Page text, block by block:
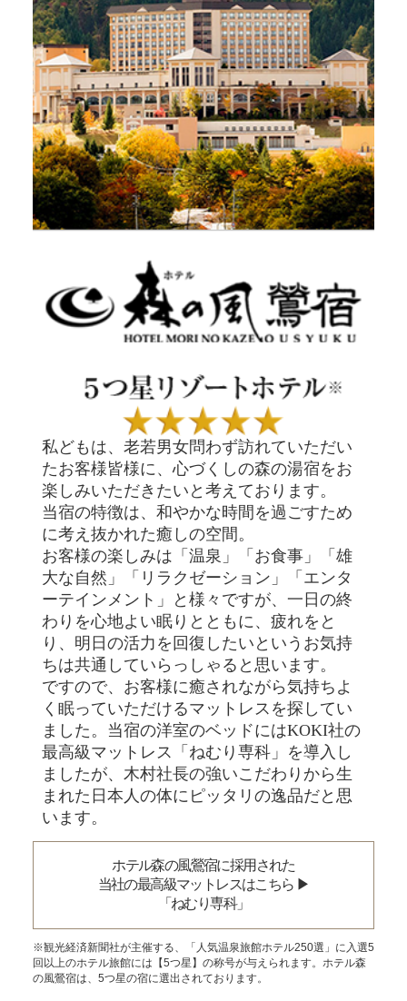
私どもは、老若男女問わず訪れていただい
たお客様皆様に、心づくしの森の湯宿をお
楽しみいただきたいと考えております。
当宿の特徴は、和やかな時間を過ごすため
に考え抜かれた癒しの空間。
お客様の楽しみは「温泉」「お食事」「雄
大な自然」「リラクゼーション」「エンタ
ーテインメント」と様々ですが、一日の終
わりを心地よい眠りとともに、疲れをと
り、明日の活力を回復したいというお気持
ちは共通していらっしゃると思います。
ですので、お客様に癒されながら気持ちよ
く眠っていただけるマットレスを探してい
ました。当宿の洋室のベッドにはKOKI社の
最高級マットレス「ねむり専科」を導入し
ましたが、木村社長の強いこだわりから生
まれた日本人の体にピッタリの逸品だと思
います。
ホテル森の風鶯宿に採用された
当社の最高級マットレスはこちら ▶︎
「ねむり専科」
※観光経済新聞社が主催する、「人気温泉旅館ホテル250選」に入選5
回以上のホテル旅館には【5つ星】の称号が与えられます。ホテル森
の風鶯宿は、5つ星の宿に選出されております。